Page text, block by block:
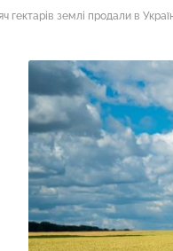
гектарів землі продали в